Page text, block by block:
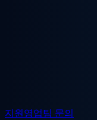
지원영업팀 문의